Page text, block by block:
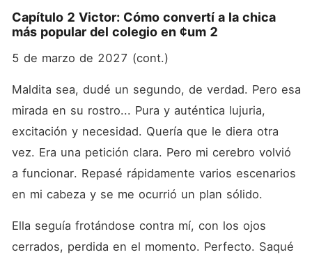
Capítulo 2 Victor: Cómo convertí a la chica
más popular del colegio en ¢um 2
5 de marzo de 2027 (cont.)
Maldita sea, dudé un segundo, de verdad. Pero esa
mirada en su rostro... Pura y auténtica lujuria,
excitación y necesidad. Quería que le diera otra
vez. Era una petición clara. Pero mi cerebro volvió
a funcionar. Repasé rápidamente varios escenarios
en mi cabeza y se me ocurrió un plan sólido.
Ella seguía frotándose contra mí, con los ojos
cerrados, perdida en el momento. Perfecto. Saqué